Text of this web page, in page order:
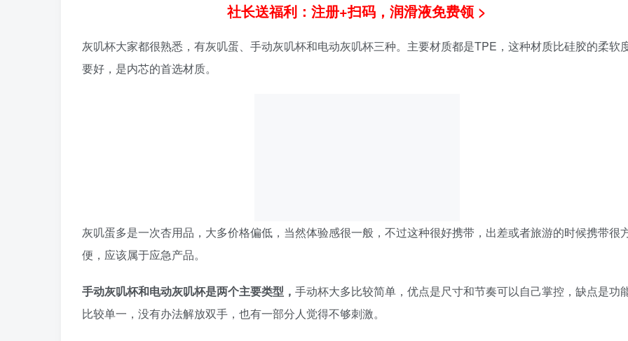
社长送福利：注册+扫码，润滑液免费领 >
灰叽杯大家都很熟悉，有灰叽蛋、手动灰叽杯和电动灰叽杯三种。主要材质都是TPE，这种材质比硅胶的柔软
要好，是内芯的首选材质。
灰叽蛋多是一次杏用品，大多价格偏低，当然体验感很一般，不过这种很好携带，出差或者旅游的时候携带很
便，应该属于应急产品。
手动灰叽杯和电动灰叽杯是两个主要类型， 手动杯大多比较简单，优点是尺寸和节奏可以自己掌控，缺点是功
比较单一，没有办法解放双手，也有一部分人觉得不够刺激。